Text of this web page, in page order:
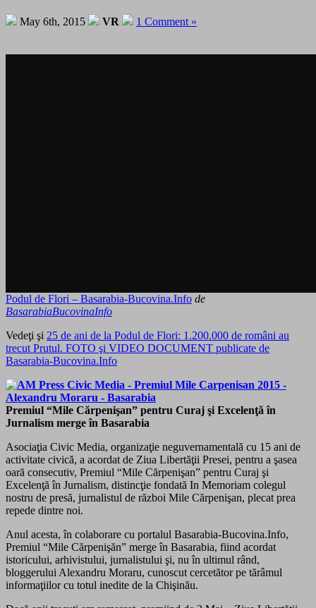
May 6th, 2015 VR 1 Comment »
Podul de Flori – Basarabia-Bucovina.Info de
BasarabiaBucovinaInfo
Vedeţi şi 25 de ani de la Podul de Flori: 1.200.000 de români au
trecut Prutul. FOTO şi VIDEO DOCUMENT publicate de
Basarabia-Bucovina.Info
Premiul “Mile Cărpenişan” pentru Curaj şi Excelenţă în
Jurnalism merge în Basarabia
Asociaţia Civic Media, organizaţie neguvernamentală cu 15 ani de
activitate civică, a acordat de Ziua Libertăţii Presei, pentru a şasea
oară consecutiv, Premiul “Mile Cărpenişan” pentru Curaj şi
Excelenţă în Jurnalism, distincţie fondată In Memoriam colegul
nostru de presă, jurnalistul de război Mile Cărpenişan, plecat prea
repede dintre noi.
Anul acesta, în colaborare cu portalul Basarabia-Bucovina.Info,
Premiul “Mile Cărpenişăn” merge în Basarabia, fiind acordat
istoricului, arhivistului, jurnalistului şi, nu în ultimul rând,
bloggerului Alexandru Moraru, cunoscut cercetător pe tărâmul
informaţiilor cu totul inedite de la Chişinău.